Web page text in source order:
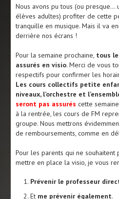
Nous avons pu tous (ou
élèves adultes) profiter de cette
tranquille en musique. Mais il va
derrière nos écrans !
Pour la semaine prochaine, tous
assurés en visio. Merci de vous
respectifs pour confirmer les
Les cours collectifs petite
niveaux, l’orchestre et
seront pas assurés cette
à la rentrée, les cours de FM
groupe. Nous mettrons
de remboursements, comme en
Pour les parents qui ne souhaitent
mettre en place la visio, je vous
Prévenir le professeur
Et me prévenir également.